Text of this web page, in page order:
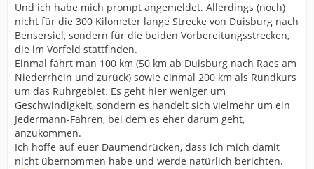
Und ich habe mich prompt angemeldet. Allerdings (noch)
nicht für die 300 Kilometer lange Strecke von Duisburg nach
Bensersiel, sondern für die beiden Vorbereitungsstrecken,
die im Vorfeld stattfinden.
Einmal fährt man 100 km (50 km ab Duisburg nach Raes am
Niederrhein und zurück) sowie einmal 200 km als Rundkurs
um das Ruhrgebiet. Es geht hier weniger um
Geschwindigkeit, sondern es handelt sich vielmehr um ein
Jedermann-Fahren, bei dem es eher darum geht,
anzukommen.
Ich hoffe auf euer Daumendrücken, dass ich mich damit
nicht übernommen habe und werde natürlich berichten.